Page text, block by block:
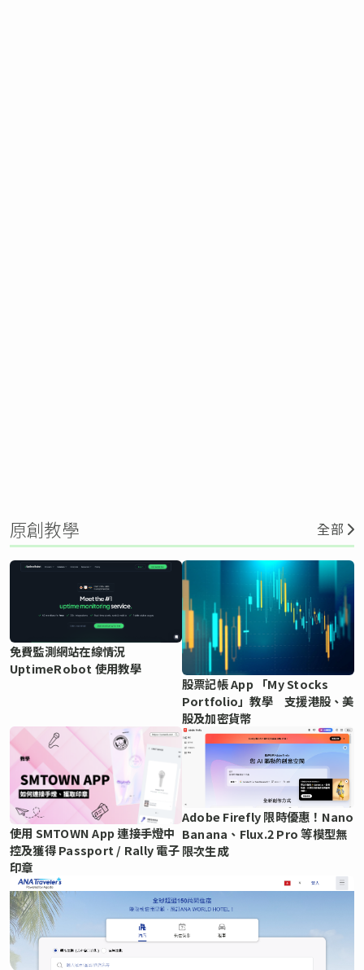
原創教學 全部
免費監測網站在線情況
UptimeRobot 使用教學
股票記帳 App 「My Stocks
Portfolio」教學 支援港股、美
股及加密貨幣
使用 SMTOWN App 連接手燈中
控及獲得 Passport / Rally 電子
印章
Adobe Firefly 限時優惠！Nano
Banana、Flux.2 Pro 等模型無
限次生成